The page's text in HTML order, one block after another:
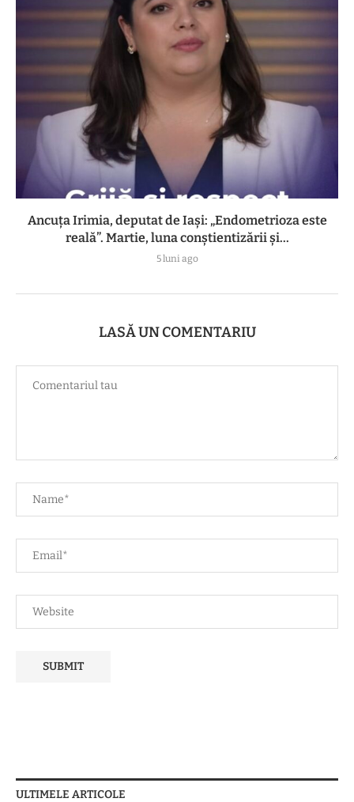
Ancuța Irimia, deputat de Iași: „Endometrioza este
reală”. Martie, luna conștientizării și...
5 luni ago
LASĂ UN COMENTARIU
ULTIMELE ARTICOLE